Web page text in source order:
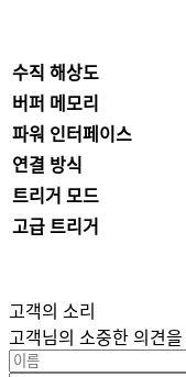
수직 해상도
버퍼 메모리
파워 인터페이스
연결 방식
트리거 모드
고급 트리거
고객의 소리
고객님의 소중한 의견